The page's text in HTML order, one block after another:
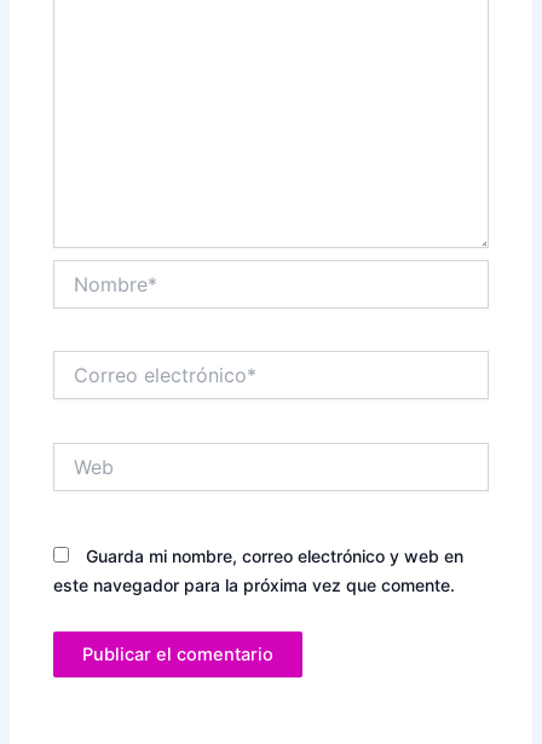
electrónico*
Guarda mi nombre, correo electrónico y web en
este navegador para la próxima vez que comente.